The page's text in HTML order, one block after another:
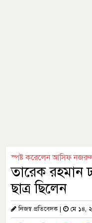
স্পষ্ট করেলেন আসিফ
তারেক রহমান
ছাত্র ছিলেন
নিজস্ব প্রতিবেদক| মে ১৪,